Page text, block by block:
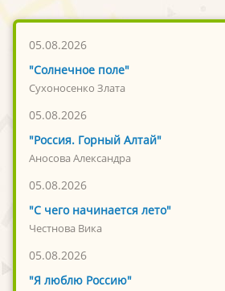
05.08.2026
"Солнечное поле"
Сухоносенко Злата
05.08.2026
"Россия. Горный Алтай"
Аносова Александра
05.08.2026
"С чего начинается лето"
Честнова Вика
05.08.2026
"Я люблю Россию"